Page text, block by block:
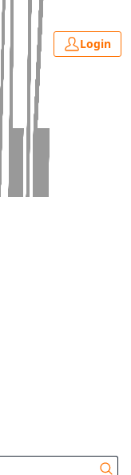
Login